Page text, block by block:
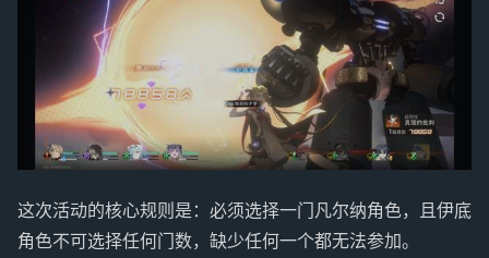
这次活动的核心规则是：必须选择一门凡尔纳角色，且伊底
角色不可选择任何门数，缺少任何一个都无法参加。